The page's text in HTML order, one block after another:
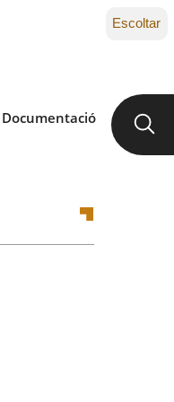
Documentació
Escoltar